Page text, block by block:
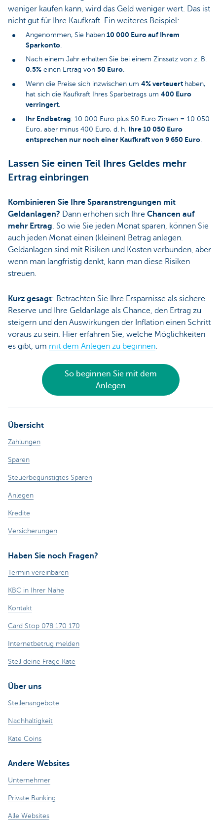
weniger kaufen kann, wird das Geld weniger wert. Das ist
nicht gut für Ihre Kaufkraft. Ein weiteres Beispiel:
Angenommen, Sie haben 10 000 Euro auf Ihrem
Sparkonto.
Nach einem Jahr erhalten Sie bei einem Zinssatz von z. B.
0,5% einen Ertrag von 50 Euro.
Wenn die Preise sich inzwischen um 4% verteuert haben,
hat sich die Kaufkraft Ihres Sparbetrags um 400 Euro
verringert.
Ihr Endbetrag: 10 000 Euro plus 50 Euro Zinsen = 10 050
Euro, aber minus 400 Euro, d. h. Ihre 10 050 Euro
entsprechen nur noch einer Kaufkraft von 9 650 Euro.
Lassen Sie einen Teil Ihres Geldes mehr
Ertrag einbringen
Kombinieren Sie Ihre Sparanstrengungen mit
Geldanlagen? Dann erhöhen sich Ihre Chancen auf
mehr Ertrag. So wie Sie jeden Monat sparen, können Sie
auch jeden Monat einen (kleinen) Betrag anlegen.
Geldanlagen sind mit Risiken und Kosten verbunden, aber
wenn man langfristig denkt, kann man diese Risiken
streuen.
Kurz gesagt: Betrachten Sie Ihre Ersparnisse als sichere
Reserve und Ihre Geldanlage als Chance, den Ertrag zu
steigern und den Auswirkungen der Inflation einen Schritt
voraus zu sein. Hier erfahren Sie, welche Möglichkeiten
es gibt, um mit dem Anlegen zu beginnen.
So beginnen Sie mit dem
Anlegen
Übersicht
Zahlungen
Sparen
Steuerbegünstigtes Sparen
Anlegen
Kredite
Versicherungen
Haben Sie noch Fragen?
Termin vereinbaren
KBC in Ihrer Nähe
Kontakt
Card Stop 078 170 170
Internetbetrug melden
Stell deine Frage Kate
Über uns
Stellenangebote
Nachhaltigkeit
Kate Coins
Andere Websites
Unternehmer
Private Banking
Alle Websites